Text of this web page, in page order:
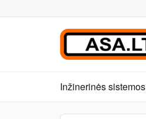
Inžinerinės sistemos